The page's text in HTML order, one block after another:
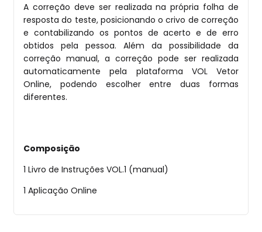
A correção deve ser realizada na própria folha de
resposta do teste, posicionando o crivo de correção
e contabilizando os pontos de acerto e de erro
obtidos pela pessoa. Além da possibilidade da
correção manual, a correção pode ser realizada
automaticamente pela plataforma VOL Vetor
Online, podendo escolher entre duas formas
diferentes.
Composição
1 Livro de Instruções VOL.1 (manual)
1 Aplicação Online